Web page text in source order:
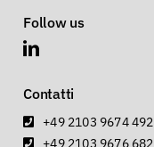
Follow us
Contatti
+49 2103 9674 492
+49 2103 9676 682